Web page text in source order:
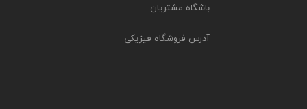
باشگاه مشتریان
آدرس فروشگاه فیزیکی